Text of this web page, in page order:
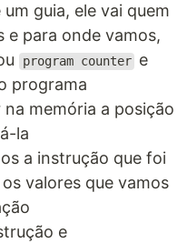
guia, ele vai quem
e para onde vamos,
program counter e
programa
na memória a posição
la
a instrução que foi
valores que vamos
e